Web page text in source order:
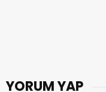
YORUM YAP